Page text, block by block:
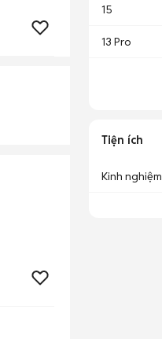
15
13 Pro
Tiện ích
Kinh nghiệm